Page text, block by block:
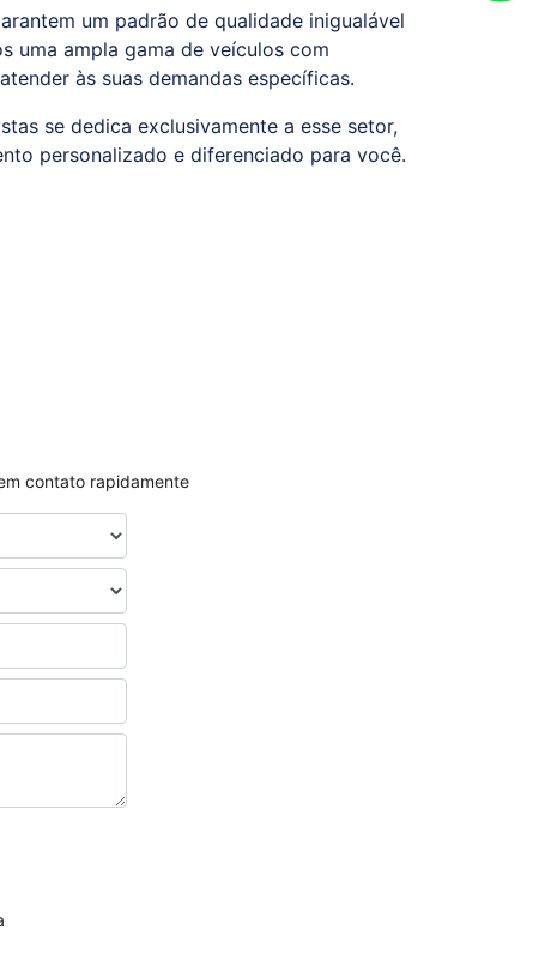
um padrão de qualidade inigualável
uma ampla gama de veículos com
às suas demandas específicas.
se dedica exclusivamente a esse setor,
personalizado e diferenciado para você.
contato rapidamente